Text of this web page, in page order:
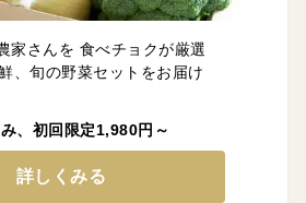
家さんを 食べチョクが厳選
、旬の野菜セットをお届け
、初回限定1,980円～
詳しくみる